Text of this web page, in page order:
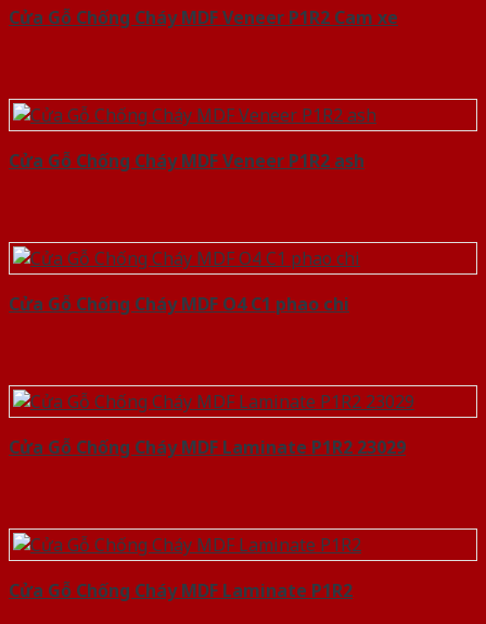
Cửa Gỗ Chống Cháy MDF Veneer P1R2 Cam xe
Cửa Gỗ Chống Cháy MDF Veneer P1R2 ash
Cửa Gỗ Chống Cháy MDF O4 C1 phao chi
Cửa Gỗ Chống Cháy MDF Laminate P1R2 23029
Cửa Gỗ Chống Cháy MDF Laminate P1R2